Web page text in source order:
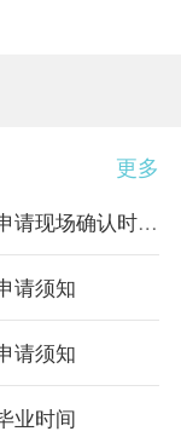
更多
2018年下半年辽宁省自学考试毕业申请现场确认时间安排表
请须知
请须知
业时间